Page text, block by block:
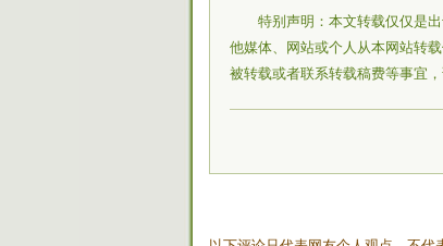
特别声明：本文转载仅仅是
他媒体、网站或个人从本网站转
被转载或者联系转载稿费等事宜，